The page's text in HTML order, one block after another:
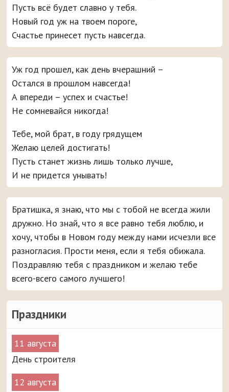
Праздники
11 августа
День строителя
12 августа
Пусть всё будет славно у тебя.
Новый год уж на твоем пороге,
Счастье принесет пусть навсегда.
Уж год прошел, как день вчерашний –
Остался в прошлом навсегда!
А впереди – успех и счастье!
Не сомневайся никогда!
Тебе, мой брат, в году грядущем
Желаю целей достигать!
Пусть станет жизнь лишь только лучше,
И не придется унывать!
Братишка, я знаю, что мы с тобой не всегда жили
дружно. Но знай, что я все равно тебя люблю, и
хочу, чтобы в Новом году между нами исчезли все
разногласия. Прости меня, если я тебя обижала.
Поздравляю тебя с праздником и желаю тебе
всего-всего самого лучшего!